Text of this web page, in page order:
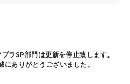
ラSP部門は更新を停止致します。
ありがとうございました。